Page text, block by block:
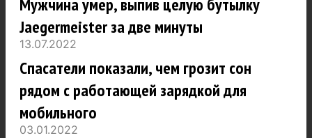
Мужчина умер, выпив целую бутылку
Jaegermeister за две минуты
13.07.2022
Спасатели показали, чем грозит сон
рядом с работающей зарядкой для
мобильного
03.01.2022